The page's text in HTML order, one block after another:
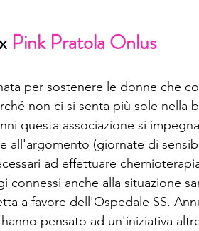
Pink Pratola Onlus
per sostenere le donne che
non ci si senta più sole nella
questa associazione si
all'argomento (giornate di
ad effettuare
connessi anche alla situazione
a favore dell'Ospedale SS.
pensato ad un'iniziativa